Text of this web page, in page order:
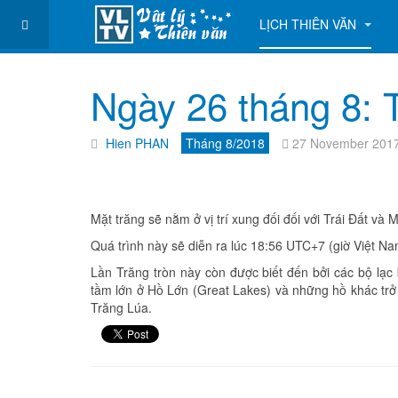
LỊCH THIÊN VĂN
Ngày 26 tháng 8:
Hien PHAN Tháng 8/2018 27 November
Mặt trăng sẽ nằm ở vị trí xung đối đối với Trái Đất và
Quá trình này sẽ diễn ra lúc 18:56 UTC+7 (giờ Việt
Lần Trăng tròn này còn được biết đến bởi các bộ
tầm lớn ở Hồ Lớn (Great Lakes) và những hồ khác
Trăng Lúa.